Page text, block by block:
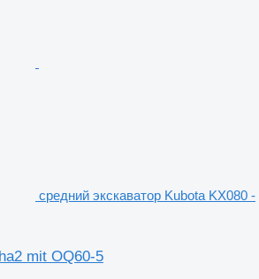
средний экскаватор Kubota KX080 -
mit OQ60-5